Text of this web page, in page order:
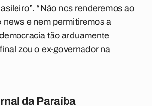
“Não nos renderemos ao
news e nem permitiremos a
tão arduamente
o ex-governador na
da Paraíba